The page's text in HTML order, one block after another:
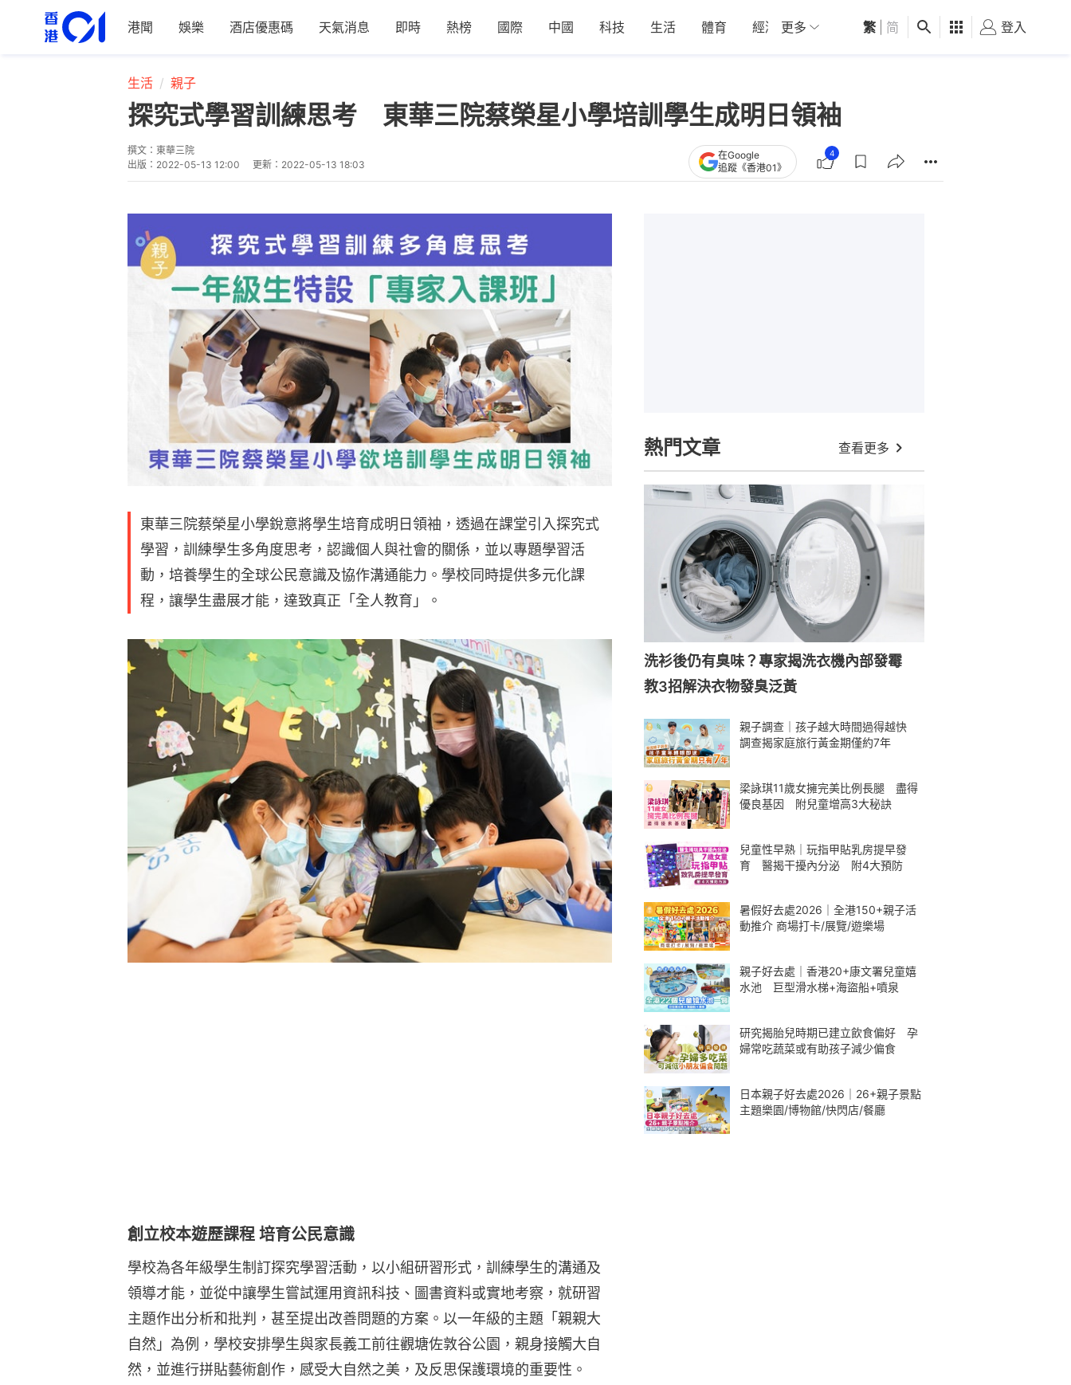
港聞 娛樂 酒店優惠碼 天氣消息 即時 熱榜 國際 中國 科技 生活 體育 經濟 01深圳 觀點 健康 好食玩飛
更多 繁 简 登入
生活 親子
探究式學習訓練思考 東華三院蔡榮星小學培訓學生成明日領袖
撰文： 東華三院
出版： 2022-05-13 12:00 更新： 2022-05-13 18:03
在Google
追蹤《香港01》
4
東華三院蔡榮星小學銳意將學生培育成明日領袖，透過在課堂引入探究式
學習，訓練學生多角度思考，認識個人與社會的關係，並以專題學習活
動，培養學生的全球公民意識及協作溝通能力。學校同時提供多元化課
程，讓學生盡展才能，達致真正「全人教育」。
創立校本遊歷課程 培育公民意識
學校為各年級學生制訂探究學習活動，以小組研習形式，訓練學生的溝通及
領導才能，並從中讓學生嘗試運用資訊科技、圖書資料或實地考察，就研習
主題作出分析和批判，甚至提出改善問題的方案。以一年級的主題「親親大
自然」為例，學校安排學生與家長義工前往觀塘佐敦谷公園，親身接觸大自
然，並進行拼貼藝術創作，感受大自然之美，及反思保護環境的重要性。
熱門文章 查看更多
洗衫後仍有臭味？專家揭洗衣機內部發霉
教3招解決衣物發臭泛黃
親子調查｜孩子越大時間過得越快
調查揭家庭旅行黃金期僅約7年
梁詠琪11歲女擁完美比例長腿 盡得
優良基因 附兒童增高3大秘訣
兒童性早熟｜玩指甲貼乳房提早發
育 醫揭干擾內分泌 附4大預防
暑假好去處2026｜全港150+親子活
動推介 商場打卡/展覽/遊樂場
親子好去處｜香港20+康文署兒童嬉
水池 巨型滑水梯+海盜船+噴泉
研究揭胎兒時期已建立飲食偏好 孕
婦常吃蔬菜或有助孩子減少偏食
日本親子好去處2026｜26+親子景點
主題樂園/博物館/快閃店/餐廳